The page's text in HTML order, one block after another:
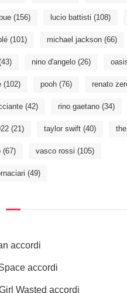
(156) lucio battisti (108)
(101) michael jackson(66)
nino d'angelo(26)
(102) pooh(76) renato
(42) rino gaetano(34)
(21) taylor swift(40)
(67) vasco rossi (105)
(49)
accordi
accordi
Wasted accordi